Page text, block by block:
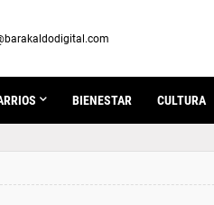
BIENESTAR CULTURA